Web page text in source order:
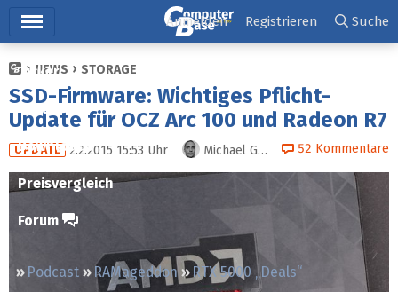
Ticker
Tests
Downloads
Preisvergleich
Forum
Podcast RAMageddon
RTX 5000 „Deals“
Anmelden Registrieren Suche
NEWS STORAGE
SSD-Firmware: Wichtiges Pflicht-
Update für OCZ Arc 100 und Radeon R7
UPDATE 2.2.2015 15:53 Uhr Michael Günsch 52 Kommentare